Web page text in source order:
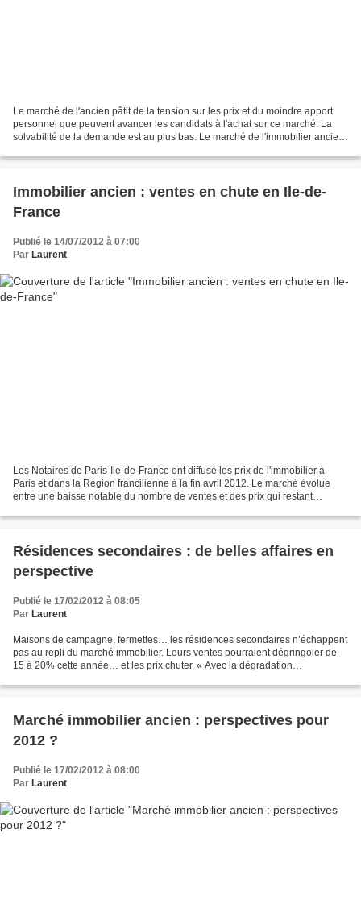
Le marché de l'ancien pâtit de la tension sur les prix et du moindre apport
personnel que peuvent avancer les candidats à l'achat sur ce marché. La
solvabilité de la demande est au plus bas. Le marché de l'immobilier ancien
Immobilier ancien : ventes en chute en Ile-de-
France
Publié le 14/07/2012 à 07:00
Par Laurent
Les Notaires de Paris-Ile-de-France ont diffusé les prix de l'immobilier à
Paris et dans la Région francilienne à la fin avril 2012. Le marché évolue
entre une baisse notable du nombre de ventes et des prix qui restant
Résidences secondaires : de belles affaires en
perspective
Publié le 17/02/2012 à 08:05
Par Laurent
Maisons de campagne, fermettes… les résidences secondaires n’échappent
pas au repli du marché immobilier. Leurs ventes pourraient dégringoler de
15 à 20% cette année… et les prix chuter. « Avec la dégradation
Marché immobilier ancien : perspectives pour
2012 ?
Publié le 17/02/2012 à 08:00
Par Laurent